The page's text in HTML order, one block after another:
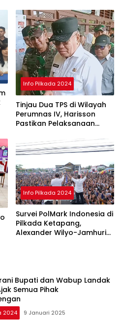
Info Pilkada 2024
Tinjau Dua TPS di Wilayah
Perumnas IV, Harisson
Pastikan Pelaksanaan
Aman
Info Pilkada 2024
Survei PolMark Indonesia di
Pilkada Ketapang,
Alexander Wilyo-Jamhuri
Bupati dan Wabup Landak
Semua Pihak
2024 9 Januari 2025